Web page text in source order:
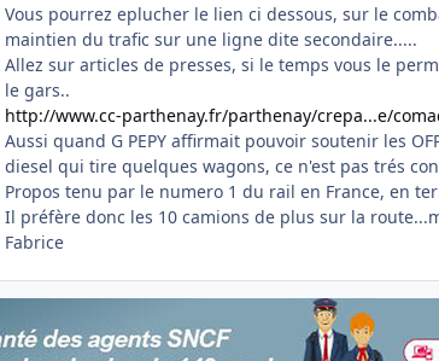
Vous pourrez eplucher le lien ci dessous, sur le
maintien du trafic sur une ligne dite secondaire.....
Allez sur articles de presses, si le temps vous le
le gars..
http://www.cc-parthenay.fr/parthenay/crepa...e/
Aussi quand G PEPY affirmait pouvoir soutenir les
diesel qui tire quelques wagons, ce n'est pas trés
Propos tenu par le numero 1 du rail en France, en
Il préfère donc les 10 camions de plus sur la
Fabrice